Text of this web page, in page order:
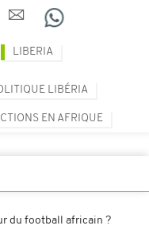
LIBERIA
LIBÉRIA
EN AFRIQUE
du football africain ?